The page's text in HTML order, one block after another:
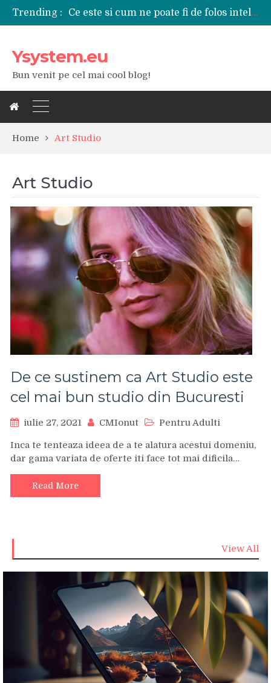
Trending :
Tipuri de polizoare de care este nevoie intr-un atelier
Cele mai bune smartphone-uri lansate in anul 2024
Ysystem.eu
Bun venit pe cel mai cool blog!
Home Art Studio
Art Studio
De ce sustinem ca Art Studio este
cel mai bun studio din Bucuresti
iulie 27, 2021 CMIonut Pentru Adulti
Inca te tenteaza ideea de a te alatura acestui domeniu,
dar gama variata de oferte iti face tot mai dificila…
Read More
View All